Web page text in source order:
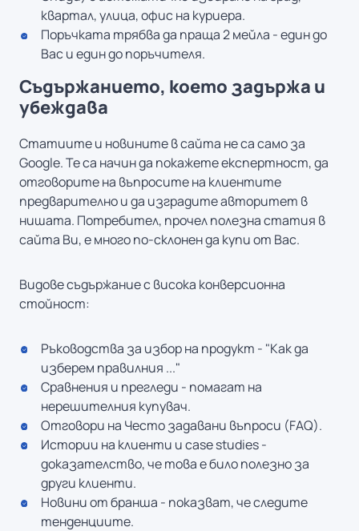
квартал, улица, офис на куриера.
Поръчката трябва да праща 2 мейла - един до
Вас и един до поръчителя.
Съдържанието, което задържа и
убеждава
Статиите и новините в сайта не са само за
Google. Те са начин да покажете експертност, да
отговорите на въпросите на клиентите
предварително и да изградите авторитет в
нишата. Потребител, прочел полезна статия в
сайта Ви, е много по-склонен да купи от Вас.
Видове съдържание с висока конверсионна
стойност:
Ръководства за избор на продукт - "Как да
изберем правилния ..."
Сравнения и прегледи - помагат на
нерешителния купувач.
Отговори на Често задавани въпроси (FAQ).
Истории на клиенти и case studies -
доказателство, че това е било полезно за
други клиенти.
Новини от бранша - показват, че следите
тенденциите.